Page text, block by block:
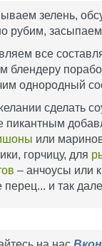
зелень,
рубим,
все
блендеру
однородный
сделать
пикантным
или
горчицу, для
– анчоусы или
перец... и так